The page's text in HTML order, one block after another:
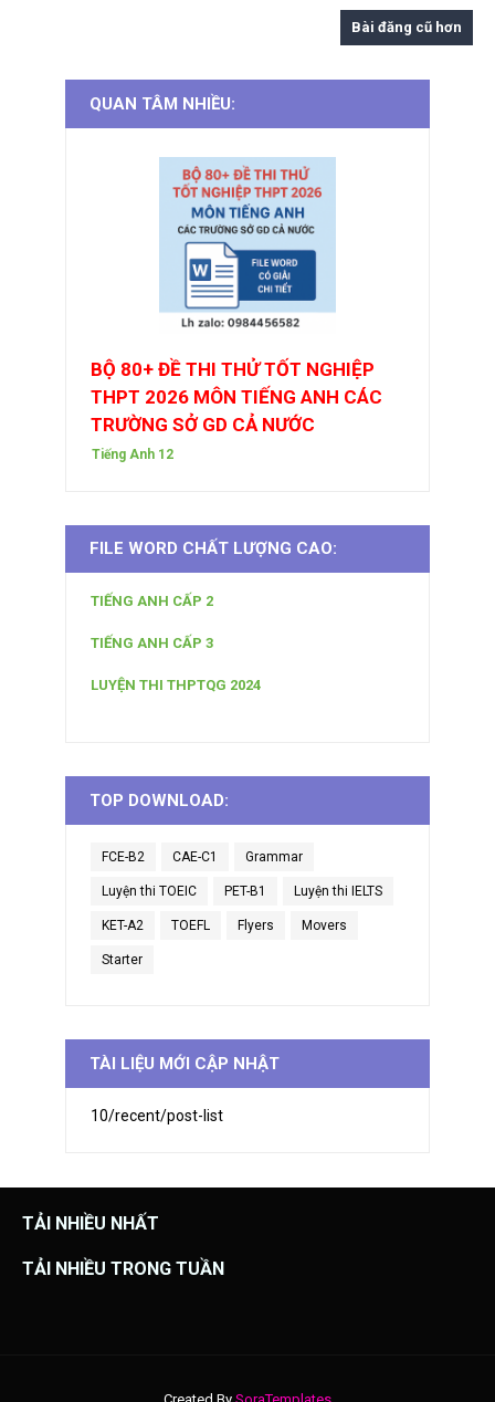
Bài đăng cũ hơn
QUAN TÂM NHIỀU:
BỘ 80+ ĐỀ THI THỬ TỐT NGHIỆP
THPT 2026 MÔN TIẾNG ANH CÁC
TRƯỜNG SỞ GD CẢ NƯỚC
Tiếng Anh 12
FILE WORD CHẤT LƯỢNG CAO:
TIẾNG ANH CẤP 2
TIẾNG ANH CẤP 3
LUYỆN THI THPTQG 2024
TOP DOWNLOAD:
FCE-B2 CAE-C1 Grammar
Luyện thi TOEIC PET-B1 Luyện thi IELTS
KET-A2 TOEFL Flyers Movers
Starter
TÀI LIỆU MỚI CẬP NHẬT
10/recent/post-list
TẢI NHIỀU NHẤT
TẢI NHIỀU TRONG TUẦN